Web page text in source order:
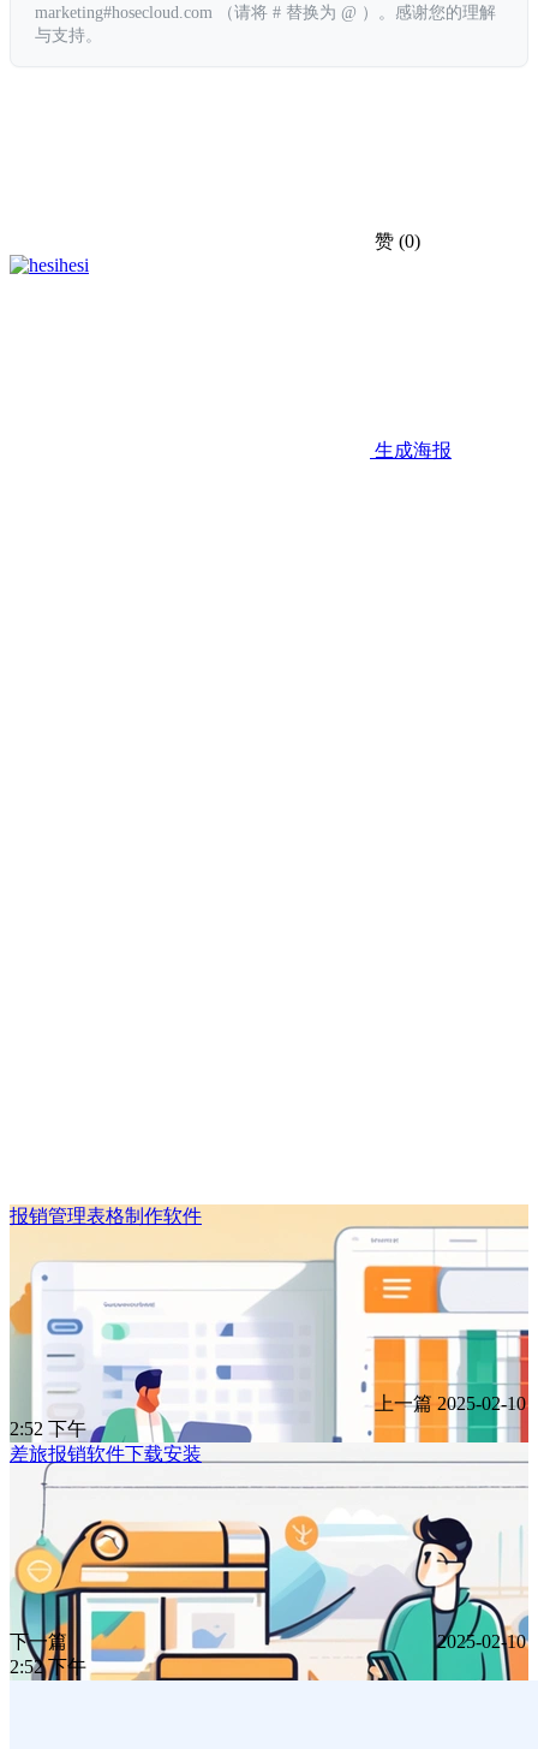
marketing#hosecloud.com （请将 # 替换为 @ ）。感谢您的理解
与支持。
赞 (0)
hesi
生成海报
报销管理表格制作软件
上一篇 2025-02-10
2:52 下午
差旅报销软件下载安装
下一篇
2025-02-10
2:52 下午